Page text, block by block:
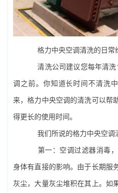
格力中央空调清洗的日常
清洗公司建议您每年清洗
调之前。你知道长时间不清洗
来，格力中央空调的清洗可以帮
得更长的使用时间。
我们所说的格力中央空调
第一：空调过滤器消毒，
身体有直接的影响。由于长期服
灰尘，大量灰尘堆积在其上。如